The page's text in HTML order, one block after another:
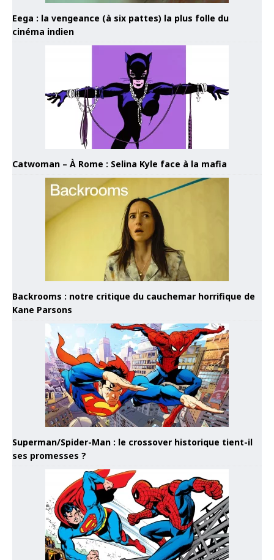
Eega : la vengeance (à six pattes) la plus folle du
cinéma indien
Catwoman – À Rome : Selina Kyle face à la mafia
Backrooms : notre critique du cauchemar horrifique de
Kane Parsons
Superman/Spider-Man : le crossover historique tient-il
ses promesses ?